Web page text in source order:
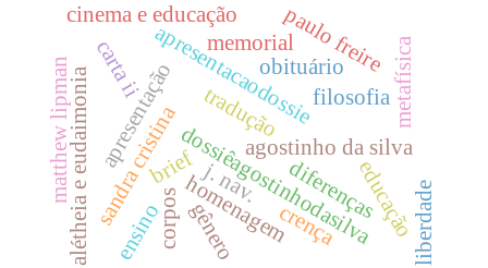
apresentação
dossiêagostinhodasilva
apresentacaodossie
tradução
briefj. nav.
agostinho da silva
carta ii
sandra cristina
obituário
homenagem
memorial
diferenças
corpos
alétheia e eudaimonia filosofia metafísica
paulo freire
matthew lipman educação
crença
cinema e educação
gênero liberdade
ensino